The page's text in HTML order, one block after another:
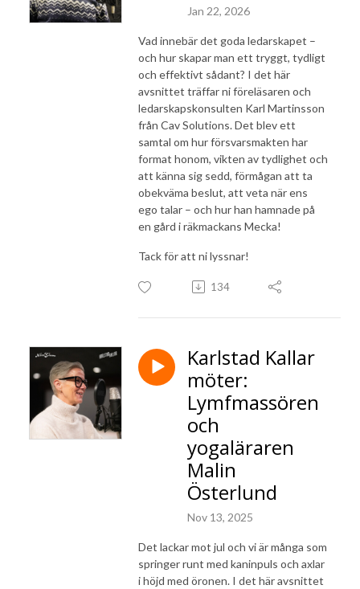
Jan 22, 2026
Vad innebär det goda ledarskapet –
och hur skapar man ett tryggt, tydligt
och effektivt sådant? I det här
avsnittet träffar ni föreläsaren och
ledarskapskonsulten Karl Martinsson
från Cav Solutions. Det blev ett
samtal om hur försvarsmakten har
format honom, vikten av tydlighet och
att känna sig sedd, förmågan att ta
obekväma beslut, att veta när ens
ego talar – och hur han hamnade på
en gård i räkmackans Mecka!
Tack för att ni lyssnar!
134
Karlstad Kallar
möter:
Lymfmassören
och
yogaläraren
Malin
Österlund
Nov 13, 2025
Det lackar mot jul och vi är många som
springer runt med kaninpuls och axlar
i höjd med öronen. I det här avsnittet